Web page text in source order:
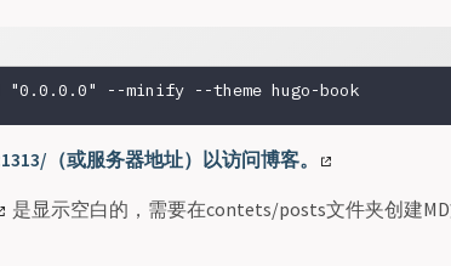
"0.0.0.0" --minify --theme hugo-book
（或服务器地址）以访问博客。
是显示空白的，需要在contets/posts文件夹创建